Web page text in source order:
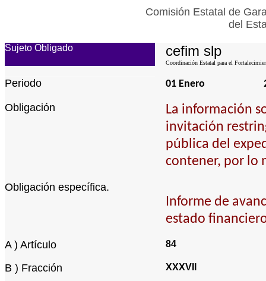
Comisión Estatal de
del
Sujeto Obligado cefim slp
Coordinación Estatal para el
Periodo 01 Enero
Obligación
La información
invitación
pública del
contener, por lo
Obligación específica.
Informe de
estado
A ) Artículo 84
B ) Fracción XXXVII